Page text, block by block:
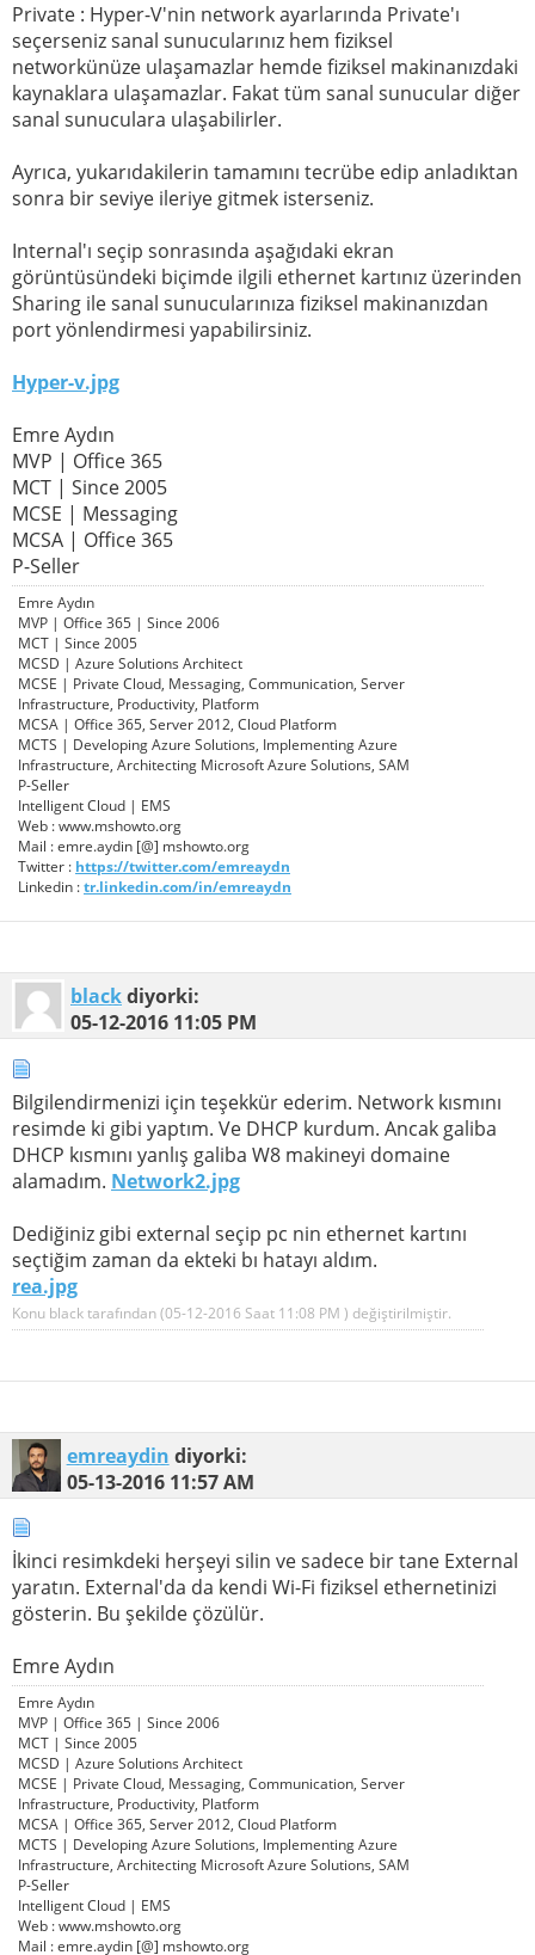
Private : Hyper-V'nin network ayarlarında Private'ı
seçerseniz sanal sunucularınız hem fiziksel
networkünüze ulaşamazlar hemde fiziksel makinanızdaki
kaynaklara ulaşamazlar. Fakat tüm sanal sunucular diğer
sanal sunuculara ulaşabilirler.
Ayrıca, yukarıdakilerin tamamını tecrübe edip anladıktan
sonra bir seviye ileriye gitmek isterseniz.
Internal'ı seçip sonrasında aşağıdaki ekran
görüntüsündeki biçimde ilgili ethernet kartınız üzerinden
Sharing ile sanal sunucularınıza fiziksel makinanızdan
port yönlendirmesi yapabilirsiniz.
Hyper-v.jpg
Emre Aydın
MVP | Office 365
MCT | Since 2005
MCSE | Messaging
MCSA | Office 365
P-Seller
Emre Aydın
MVP | Office 365 | Since 2006
MCT | Since 2005
MCSD | Azure Solutions Architect
MCSE | Private Cloud, Messaging, Communication, Server
Infrastructure, Productivity, Platform
MCSA | Office 365, Server 2012, Cloud Platform
MCTS | Developing Azure Solutions, Implementing Azure
Infrastructure, Architecting Microsoft Azure Solutions, SAM
P-Seller
Intelligent Cloud | EMS
Web : www.mshowto.org
Mail : emre.aydin [@] mshowto.org
Twitter : https://twitter.com/emreaydn
Linkedin :tr.linkedin.com/in/emreaydn
blackdiyorki:
05-12-2016 11:05 PM
Bilgilendirmenizi için teşekkür ederim. Network kısmını
resimde ki gibi yaptım. Ve DHCP kurdum. Ancak galiba
DHCP kısmını yanlış galiba W8 makineyi domaine
alamadım. Network2.jpg
Dediğiniz gibi external seçip pc nin ethernet kartını
seçtiğim zaman da ekteki bı hatayı aldım.
rea.jpg
Konu black tarafından (05-12-2016 Saat 11:08 PM ) değiştirilmiştir.
emreaydin diyorki:
05-13-2016 11:57 AM
İkinci resimkdeki herşeyi silin ve sadece bir tane External
yaratın. External'da da kendi Wi-Fi fiziksel ethernetinizi
gösterin. Bu şekilde çözülür.
Emre Aydın
Emre Aydın
MVP | Office 365 | Since 2006
MCT | Since 2005
MCSD | Azure Solutions Architect
MCSE | Private Cloud, Messaging, Communication, Server
Infrastructure, Productivity, Platform
MCSA | Office 365, Server 2012, Cloud Platform
MCTS | Developing Azure Solutions, Implementing Azure
Infrastructure, Architecting Microsoft Azure Solutions, SAM
P-Seller
Intelligent Cloud | EMS
Web : www.mshowto.org
Mail : emre.aydin [@] mshowto.org